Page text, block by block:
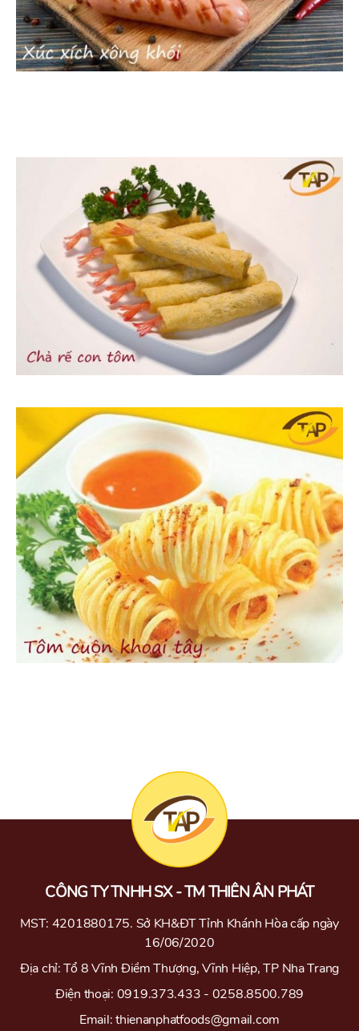
CÔNG TY TNHH SX - TM THIÊN ÂN PHÁT
MST: 4201880175. Sở KH&ĐT Tỉnh Khánh Hòa cấp ngày
16/06/2020
Địa chỉ: Tổ 8 Vĩnh Điềm Thượng, Vĩnh Hiệp, TP Nha Trang
Điện thoại: 0919.373.433 - 0258.8500.789
Email: thienanphatfoods@gmail.com